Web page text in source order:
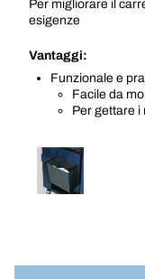
Per migliorare il
esigenze
Vantaggi:
Funzionale e
Facile da
Per gettare i